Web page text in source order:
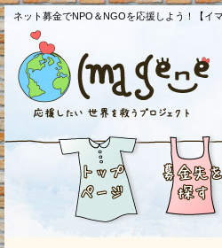
ネット募金でNPO＆NGOを応援しよう！【